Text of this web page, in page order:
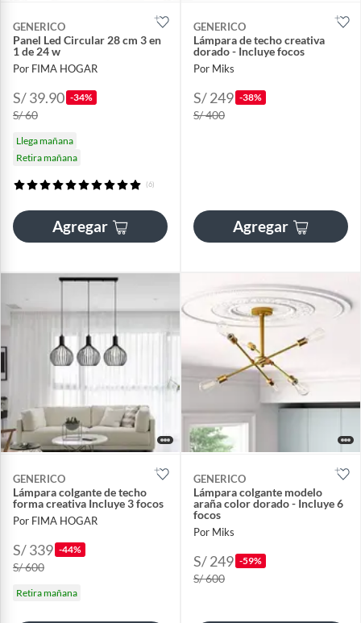
GENERICO
Panel Led Circular 28 cm 3 en
1 de 24 w
Por FIMA HOGAR
S/ 39.90 -34%
S/ 60
Llega mañana
Retira mañana
(6)
Agregar
GENERICO
Lámpara de techo creativa
dorado - Incluye focos
Por Miks
S/ 249 -38%
S/ 400
Agregar
GENERICO
Lámpara colgante de techo
forma creativa Incluye 3 focos
Por FIMA HOGAR
S/ 339 -44%
S/ 600
Retira mañana
GENERICO
Lámpara colgante modelo
araña color dorado - Incluye 6
focos
Por Miks
S/ 249 -59%
S/ 600